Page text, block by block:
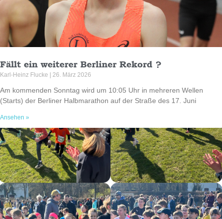
Fällt ein weiterer Berliner Rekord ?
Karl-Heinz Flucke 26. März 2026
Am kommenden Sonntag wird um 10:05 Uhr in mehreren Wellen
(Starts) der Berliner Halbmarathon auf der Straße des 17. Juni
Ansehen »